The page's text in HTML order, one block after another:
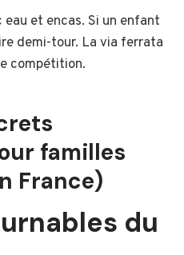
eau et encas. Si un enfant
demi-tour. La via ferrata
compétition.
familles
France)
du